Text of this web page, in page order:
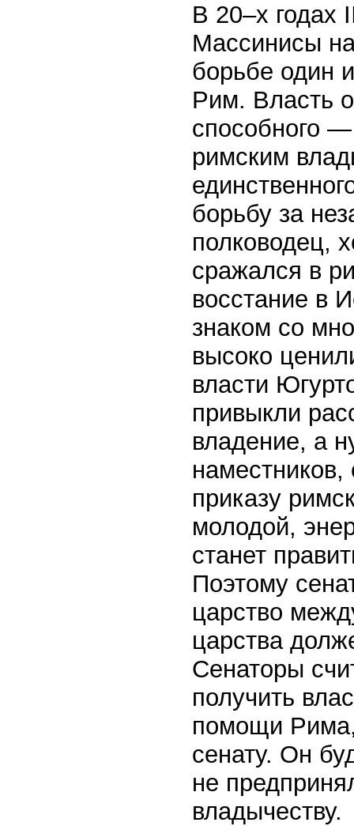
В 20–х годах
Массинисы
борьбе один
Рим. Власть
способного
римским
борьбу за
полководец,
сражался в
восстание в
знаком со
высоко
власти
привыкли
владение, а
наместников,
приказу
молодой,
станет
Поэтому
царство
царства
Сенаторы
получить
помощи
сенату. Он
не
владычеству.